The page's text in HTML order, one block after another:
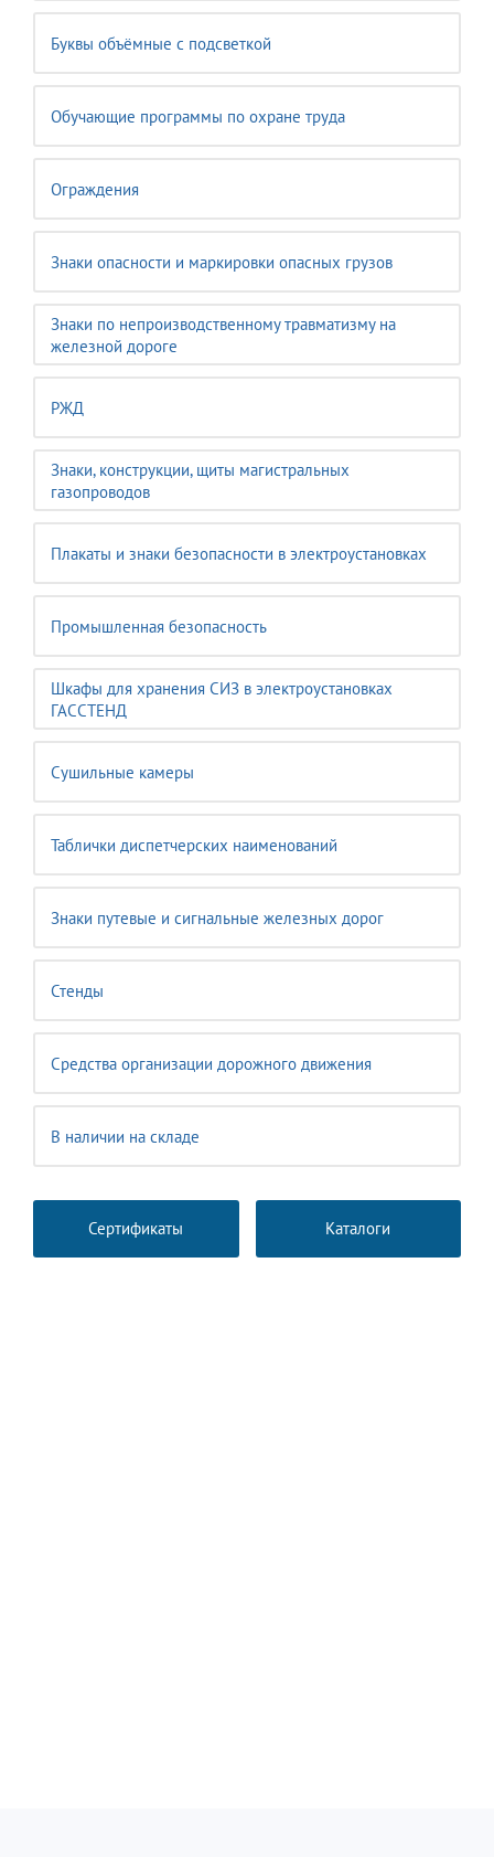
Буквы объёмные с подсветкой
Обучающие программы по охране труда
Ограждения
Знаки опасности и маркировки опасных грузов
Знаки по непроизводственному травматизму на
железной дороге
РЖД
Знаки, конструкции, щиты магистральных
газопроводов
Плакаты и знаки безопасности в электроустановках
Промышленная безопасность
Шкафы для хранения СИЗ в электроустановках
ГАССТЕНД
Сушильные камеры
Таблички диспетчерских наименований
Знаки путевые и сигнальные железных дорог
Стенды
Средства организации дорожного движения
В наличии на складе
Сертификаты Каталоги